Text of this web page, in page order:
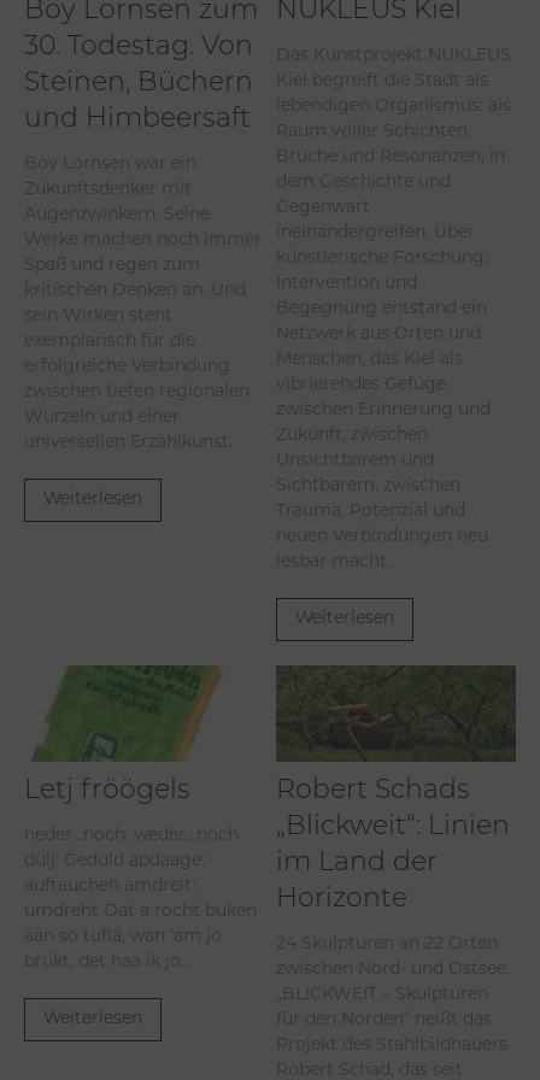
Boy Lornsen zum
30. Todestag. Von
Steinen, Büchern
und Himbeersaft
Boy Lornsen war ein
Zukunftsdenker mit
Augenzwinkern. Seine
Werke machen noch immer
Spaß und regen zum
kritischen Denken an. Und
sein Wirken steht
exemplarisch für die
erfolgreiche Verbindung
zwischen tiefen regionalen
Wurzeln und einer
universellen Erzählkunst.
Weiterlesen
NUKLEUS Kiel
Das Kunstprojekt NUKLEUS
Kiel begreift die Stadt als
lebendigen Organismus: als
Raum voller Schichten,
Brüche und Resonanzen, in
dem Geschichte und
Gegenwart
ineinandergreifen. Über
künstlerische Forschung,
Intervention und
Begegnung entstand ein
Netzwerk aus Orten und
Menschen, das Kiel als
vibrierendes Gefüge
zwischen Erinnerung und
Zukunft, zwischen
Unsichtbarem und
Sichtbarem, zwischen
Trauma, Potenzial und
neuen Verbindungen neu
lesbar macht.
Weiterlesen
Letj fröögels
neder…noch: weder…noch
dülj: Geduld apdaage:
auftauchen amdreit:
umdreht Dat a rocht buken
ään so tuflä, wan ‘am jo
brükt, det haa ik jo...
Weiterlesen
Robert Schads
„Blickweit“: Linien
im Land der
Horizonte
24 Skulpturen an 22 Orten
zwischen Nord- und Ostsee.
„BLICKWEIT – Skulpturen
für den Norden“ heißt das
Projekt des Stahlbildhauers
Robert Schad, das seit